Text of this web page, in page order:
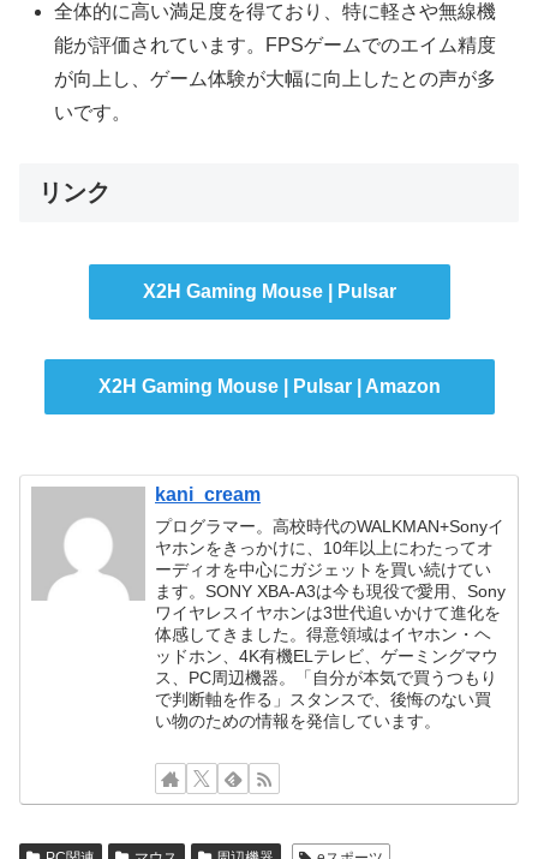
全体的に高い満足度を得ており、特に軽さや無線機
能が評価されています。FPSゲームでのエイム精度
が向上し、ゲーム体験が大幅に向上したとの声が多
いです。
リンク
X2H Gaming Mouse | Pulsar
X2H Gaming Mouse | Pulsar | Amazon
kani_cream
プログラマー。高校時代のWALKMAN+Sonyイ
ヤホンをきっかけに、10年以上にわたってオ
ーディオを中心にガジェットを買い続けてい
ます。SONY XBA-A3は今も現役で愛用、Sony
ワイヤレスイヤホンは3世代追いかけて進化を
体感してきました。得意領域はイヤホン・ヘ
ッドホン、4K有機ELテレビ、ゲーミングマウ
ス、PC周辺機器。「自分が本気で買うつもり
で判断軸を作る」スタンスで、後悔のない買
い物のための情報を発信しています。